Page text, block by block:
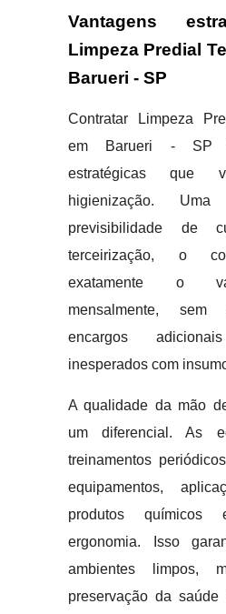
Vantagens
Limpeza Predial
Barueri - SP
Contratar Limpeza
em Barueri - SP
estratégicas que
higienização.
previsibilidade de
terceirização, o
exatamente o
mensalmente, sem
encargos
inesperados com
A qualidade da mão
um diferencial. As
treinamentos
equipamentos,
produtos
ergonomia. Isso
ambientes limpos,
preservação da saúde